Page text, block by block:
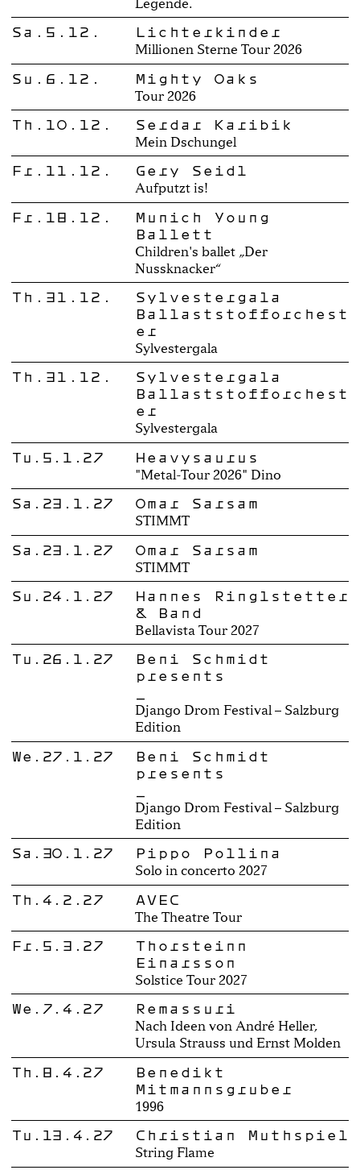
Sa.5.12. Lichterkinder
Millionen Sterne Tour 2026
Su.6.12. Mighty Oaks
Tour 2026
Th.10.12. Serdar Karibik
Mein Dschungel
Fr.11.12. Gery Seidl
Aufputzt is!
Fr.18.12.
Munich Young
Ballett
Children's ballet „Der
Nussknacker“
Th.31.12.
Sylvestergala
Ballaststofforchest
er
Sylvestergala
Th.31.12.
Sylvestergala
Ballaststofforchest
er
Sylvestergala
Tu.5.1.27 Heavysaurus
"Metal-Tour 2026" Dino
Sa.23.1.27 Omar Sarsam
STIMMT
Sa.23.1.27 Omar Sarsam
STIMMT
Su.24.1.27
Hannes Ringlstetter
& Band
Bellavista Tour 2027
Tu.26.1.27
Beni Schmidt
presents
Django Drom Festival – Salzburg
Edition
We.27.1.27
Beni Schmidt
presents
Django Drom Festival – Salzburg
Edition
Sa.30.1.27 Pippo Pollina
Solo in concerto 2027
Th.4.2.27 AVEC
The Theatre Tour
Fr.5.3.27
Thorsteinn
Einarsson
Solstice Tour 2027
We.7.4.27 Remassuri
Nach Ideen von André Heller,
Ursula Strauss und Ernst Molden
Th.8.4.27
Benedikt
Mitmannsgruber
1996
Tu.13.4.27 Christian Muthspiel
String Flame